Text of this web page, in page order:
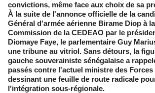
convictions, même face aux choix de sa
À la suite de l'annonce officielle de la
Général d'armée aérienne Birame Diop à
Commission de la CEDEAO par le
Diomaye Faye, le parlementaire Guy
une tribune au vitriol. Sans détours, la
gauche souverainiste sénégalaise a
passés contre l'actuel ministre des
dessinant une feuille de route radicale
l'intégration sous-régionale.